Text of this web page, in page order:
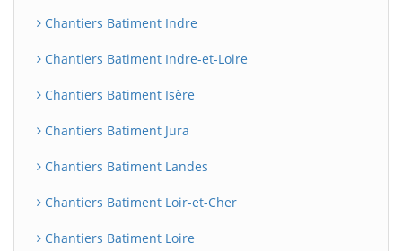
Chantiers Batiment Indre
Chantiers Batiment Indre-et-Loire
Chantiers Batiment Isère
Chantiers Batiment Jura
Chantiers Batiment Landes
Chantiers Batiment Loir-et-Cher
Chantiers Batiment Loire